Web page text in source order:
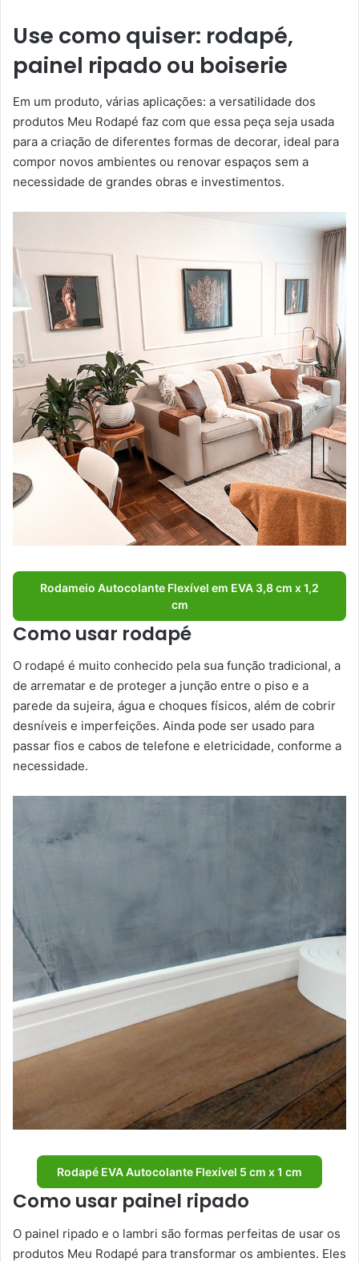
Use como quiser: rodapé,
painel ripado ou boiserie
Em um produto, várias aplicações: a versatilidade dos
produtos Meu Rodapé faz com que essa peça seja usada
para a criação de diferentes formas de decorar, ideal para
compor novos ambientes ou renovar espaços sem a
necessidade de grandes obras e investimentos.
Rodameio Autocolante Flexível em EVA 3,8 cm x 1,2
cm
Como usar rodapé
O rodapé é muito conhecido pela sua função tradicional, a
de arrematar e de proteger a junção entre o piso e a
parede da sujeira, água e choques físicos, além de cobrir
desníveis e imperfeições. Ainda pode ser usado para
passar fios e cabos de telefone e eletricidade, conforme a
necessidade.
Rodapé EVA Autocolante Flexível 5 cm x 1 cm
Como usar painel ripado
O painel ripado e o lambri são formas perfeitas de usar os
produtos Meu Rodapé para transformar os ambientes. Eles